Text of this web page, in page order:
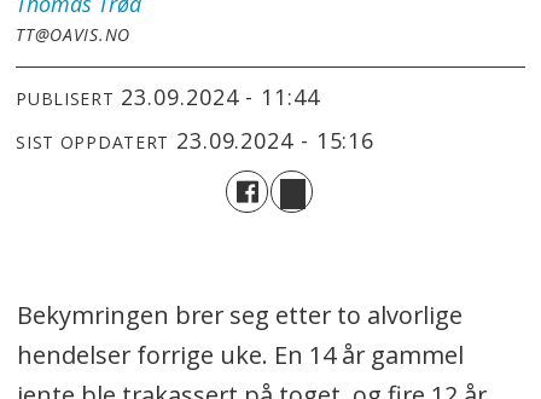
TT@OAVIS.NO
PUBLISERT 23.09.2024 - 11:44
SIST OPPDATERT 23.09.2024 - 15:16
Bekymringen brer seg etter to alvorlige
hendelser forrige uke. En 14 år gammel